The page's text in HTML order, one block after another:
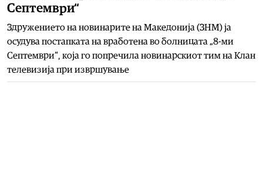
Септември“
Здружението на новинарите на Македонија (ЗНМ) ја
осудува постапката на вработена во болницата „8-ми
Септември“, која го попречила новинарскиот тим на Клан
телевизија при извршување